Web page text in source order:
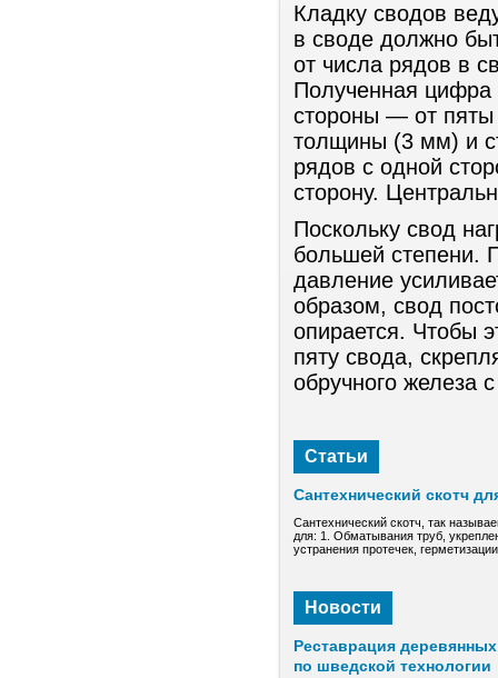
Кладку сводов
в своде должно
от числа рядов в
Полученная
стороны — от
толщины (3 мм) и
рядов с одной
сторону.
Поскольку свод
большей степени.
давление
образом, свод
опирается. Чтобы
пяту свода,
обручного железа
Статьи
Сантехнический скотч
Сантехнический скотч, так
для: 1. Обматывания труб,
устранения протечек,
Новости
Реставрация
по шведской технологии